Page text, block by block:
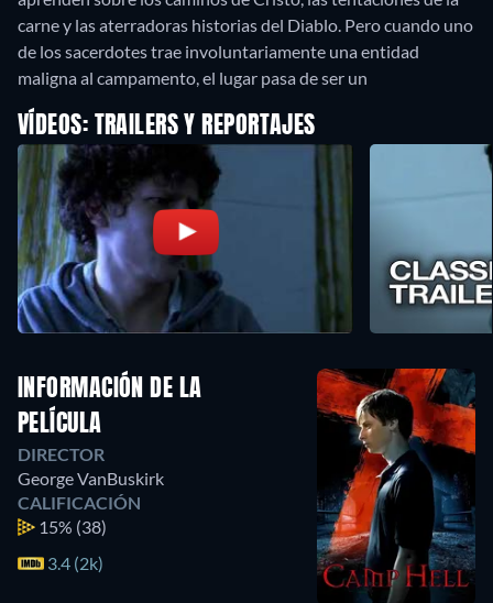
carne y las aterradoras historias del Diablo. Pero cuando uno
de los sacerdotes trae involuntariamente una entidad
maligna al campamento, el lugar pasa de ser un
VÍDEOS: TRAILERS Y REPORTAJES
INFORMACIÓN DE LA
PELÍCULA
DIRECTOR
George VanBuskirk
CALIFICACIÓN
15% (38)
3.4 (2k)